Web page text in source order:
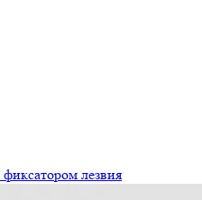
лезвия